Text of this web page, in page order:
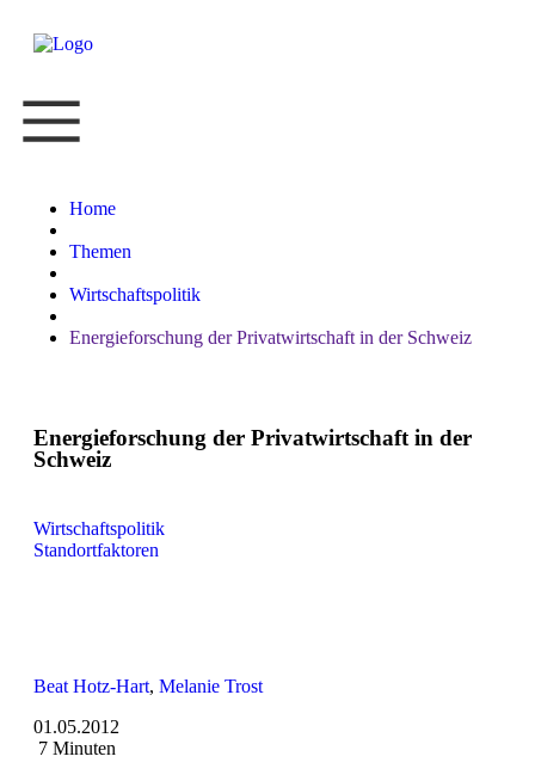
Home
Themen
Wirtschaftspolitik
Energieforschung der Privatwirtschaft in der Schweiz
Energieforschung der Privatwirtschaft in der
Schweiz
Wirtschaftspolitik
Standortfaktoren
Beat Hotz-Hart, Melanie Trost
01.05.2012
7 Minuten